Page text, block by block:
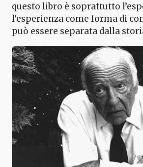
questo libro è soprattutto
l’esperienza come forma di
può essere separata dalla